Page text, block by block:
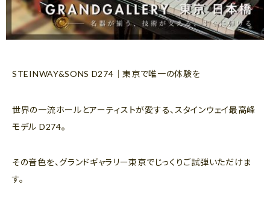
STEINWAY&SONS D274｜東京で唯一の体験を
世界の一流ホールとアーティストが愛する、スタインウェイ最高峰
モデル D274。
その音色を、グランドギャラリー東京でじっくりご試弾いただけま
す。